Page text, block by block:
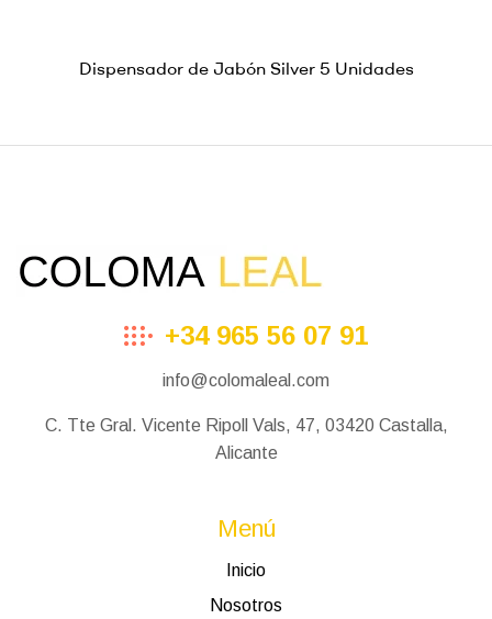
Dispensador de Jabón Silver 5 Unidades
+34 965 56 07 91
info@colomaleal.com
C. Tte Gral. Vicente Ripoll Vals, 47, 03420 Castalla,
Alicante
Menú
Inicio
Nosotros